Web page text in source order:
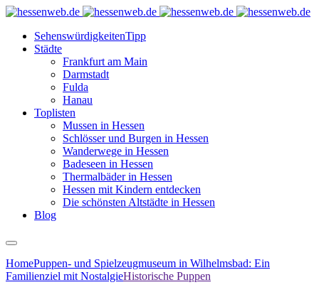
SehenswürdigkeitenTipp
Städte
Frankfurt am Main
Darmstadt
Fulda
Hanau
Toplisten
Mussen in Hessen
Schlösser und Burgen in Hessen
Wanderwege in Hessen
Badeseen in Hessen
Thermalbäder in Hessen
Hessen mit Kindern entdecken
Die schönsten Altstädte in Hessen
Blog
HomePuppen- und Spielzeugmuseum in Wilhelmsbad: Ein
Familienziel mit NostalgieHistorische Puppen